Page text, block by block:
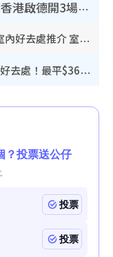
BIGBANG演唱會2026｜11月香港啟德開3場！實名制VIP申請、優先購票攻略
香港室內好去處｜逾35大歎冷氣室內好去處推介 室內活動免費避雨無懼落雨
唱K推介2026︱全港13大卡啦OK好去處！最平$36起 日文K都有！(附地址+收費詳情)